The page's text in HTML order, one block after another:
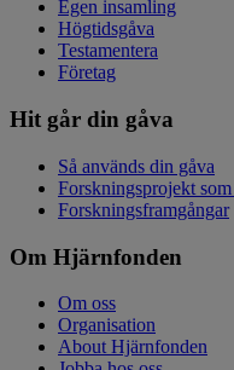
Egen insamling
Högtidsgåva
Testamentera
Företag
Hit går din gåva
Så används din gåva
Forskningsprojekt som
Forskningsframgångar
Om Hjärnfonden
Om oss
Organisation
About Hjärnfonden